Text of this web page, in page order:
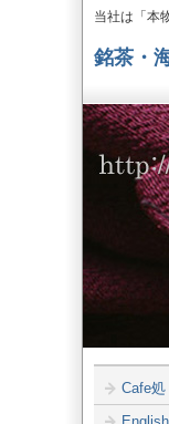
当社は「本
銘茶・
Cafe処